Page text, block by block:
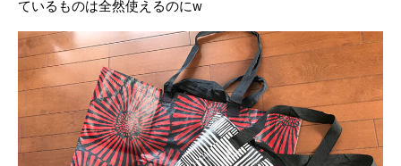
ているものは全然使えるのにw